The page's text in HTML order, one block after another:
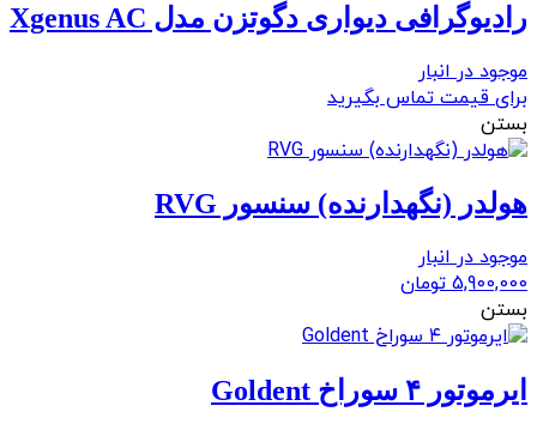
رادیوگرافی دیواری دگوتزن مدل Xgenus AC
موجود در انبار
برای قیمت تماس بگیرید
بستن
هولدر (نگهدارنده) سنسور RVG
موجود در انبار
5,900,000 تومان
بستن
ايرموتور ۴ سوراخ Goldent